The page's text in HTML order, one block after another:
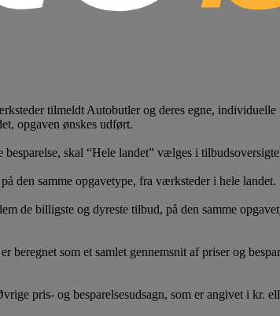
tilmeldt Autobutler og deres egne,
opgaven ønskes udført.
skal “Hele landet” vælges i
den samme opgavetype, fra værksteder i hele landet.
de billigste og dyreste tilbud, på den samme
som et samlet gennemsnit af priser og
pris- og besparelsesudsagn, som er angivet i kr.